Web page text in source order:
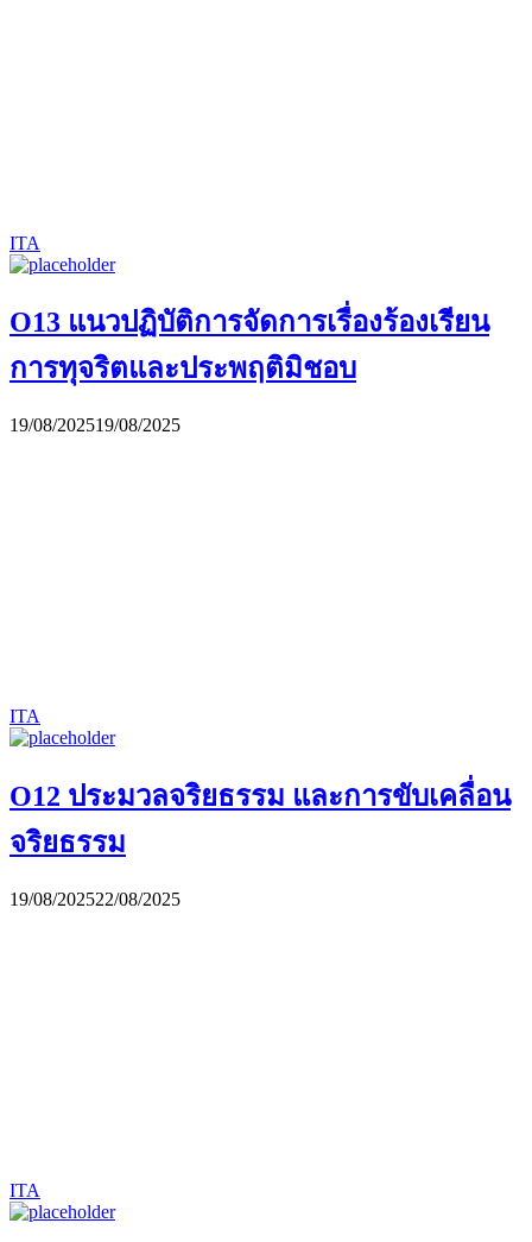
ITA
O13 แนวปฏิบัติการจัดการเรื่องร้องเรียน
การทุจริตและประพฤติมิชอบ
19/08/202519/08/2025
ITA
O12 ประมวลจริยธรรม และการขับเคลื่อน
จริยธรรม
19/08/202522/08/2025
ITA